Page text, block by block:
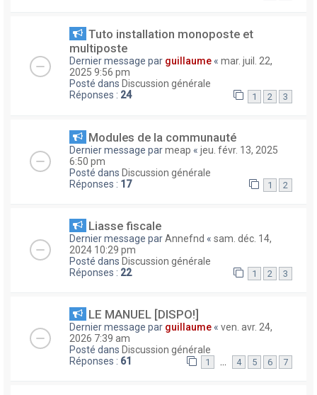
Tuto installation monoposte et
multiposte
Dernier message par guillaume « mar. juil. 22,
2025 9:56 pm
Posté dans Discussion générale
Réponses : 24 1 2 3
Modules de la communauté
Dernier message parmeap « jeu. févr. 13, 2025
6:50 pm
Posté dans Discussion générale
Réponses : 17 1 2
Liasse fiscale
Dernier message parAnnefnd « sam. déc. 14,
2024 10:29 pm
Posté dans Discussion générale
Réponses : 22 1 2 3
LE MANUEL [DISPO!]
Dernier message par guillaume « ven. avr. 24,
2026 7:39 am
Posté dans Discussion générale
Réponses : 61 1 … 4 5 6 7